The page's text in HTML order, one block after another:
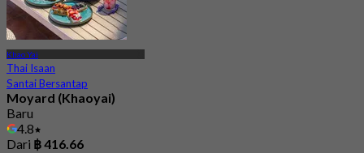
Khao Yai
Thai Isaan
Santai Bersantap
Moyard (Khaoyai)
Baru
4.8
Dari ฿ 416.66